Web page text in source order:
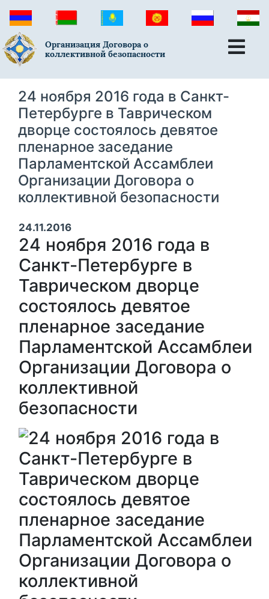
Организация Договора о
коллективной безопасности
24 ноября 2016 года в Санкт-
Петербурге в Таврическом
дворце состоялось девятое
пленарное заседание
Парламентской Ассамблеи
Организации Договора о
коллективной безопасности
24.11.2016
24 ноября 2016 года в
Санкт-Петербурге в
Таврическом дворце
состоялось девятое
пленарное заседание
Парламентской Ассамблеи
Организации Договора о
коллективной
безопасности